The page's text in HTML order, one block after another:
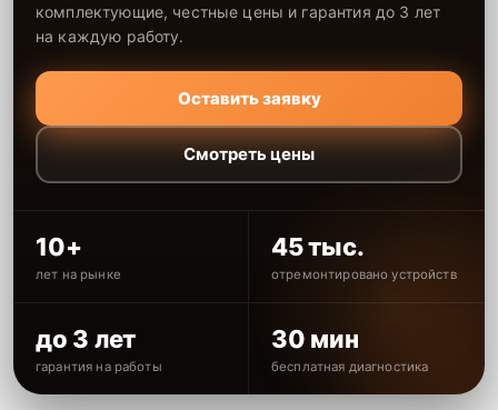
комплектующие, честные цены и гарантия до 3 лет
на каждую работу.
Оставить заявку
Смотреть цены
10+
лет на рынке
45 тыс.
отремонтировано устройств
до 3 лет
гарантия на работы
30 мин
бесплатная диагностика